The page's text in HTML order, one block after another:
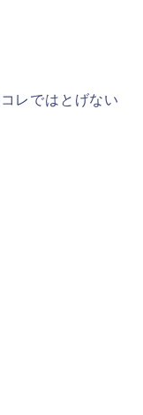
レではとげない